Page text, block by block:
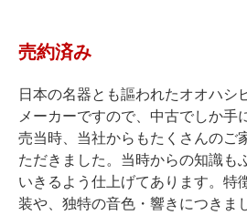
ベヒシュタイングランドピアノ
ベヒシュタインアップライトピアノ
ホフマングランドピアノ
ホフマンアップライトピアノ
中古ピアノ
売約済み
日本の名器とも謳われたオオハシ
メーカーですので、中古でしか手
売当時、当社からもたくさんのご
ただきました。当時からの知識も
いきるよう仕上げてあります。特
装や、独特の音色・響きにつきま